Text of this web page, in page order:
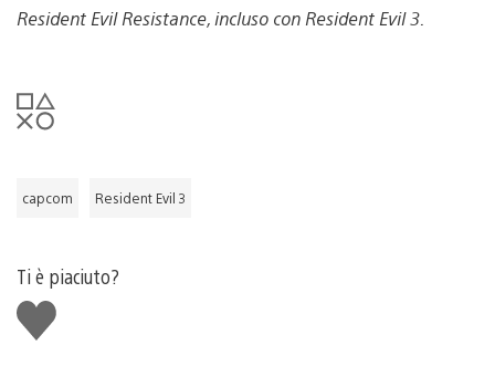
Resident Evil Resistance, incluso con Resident Evil 3.
capcom Resident Evil 3
Ti è piaciuto?
Mi
piace